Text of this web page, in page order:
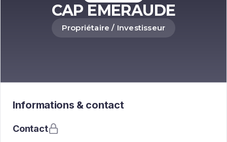
CAP EMERAUDE
Propriétaire / Investisseur
Informations & contact
Contact